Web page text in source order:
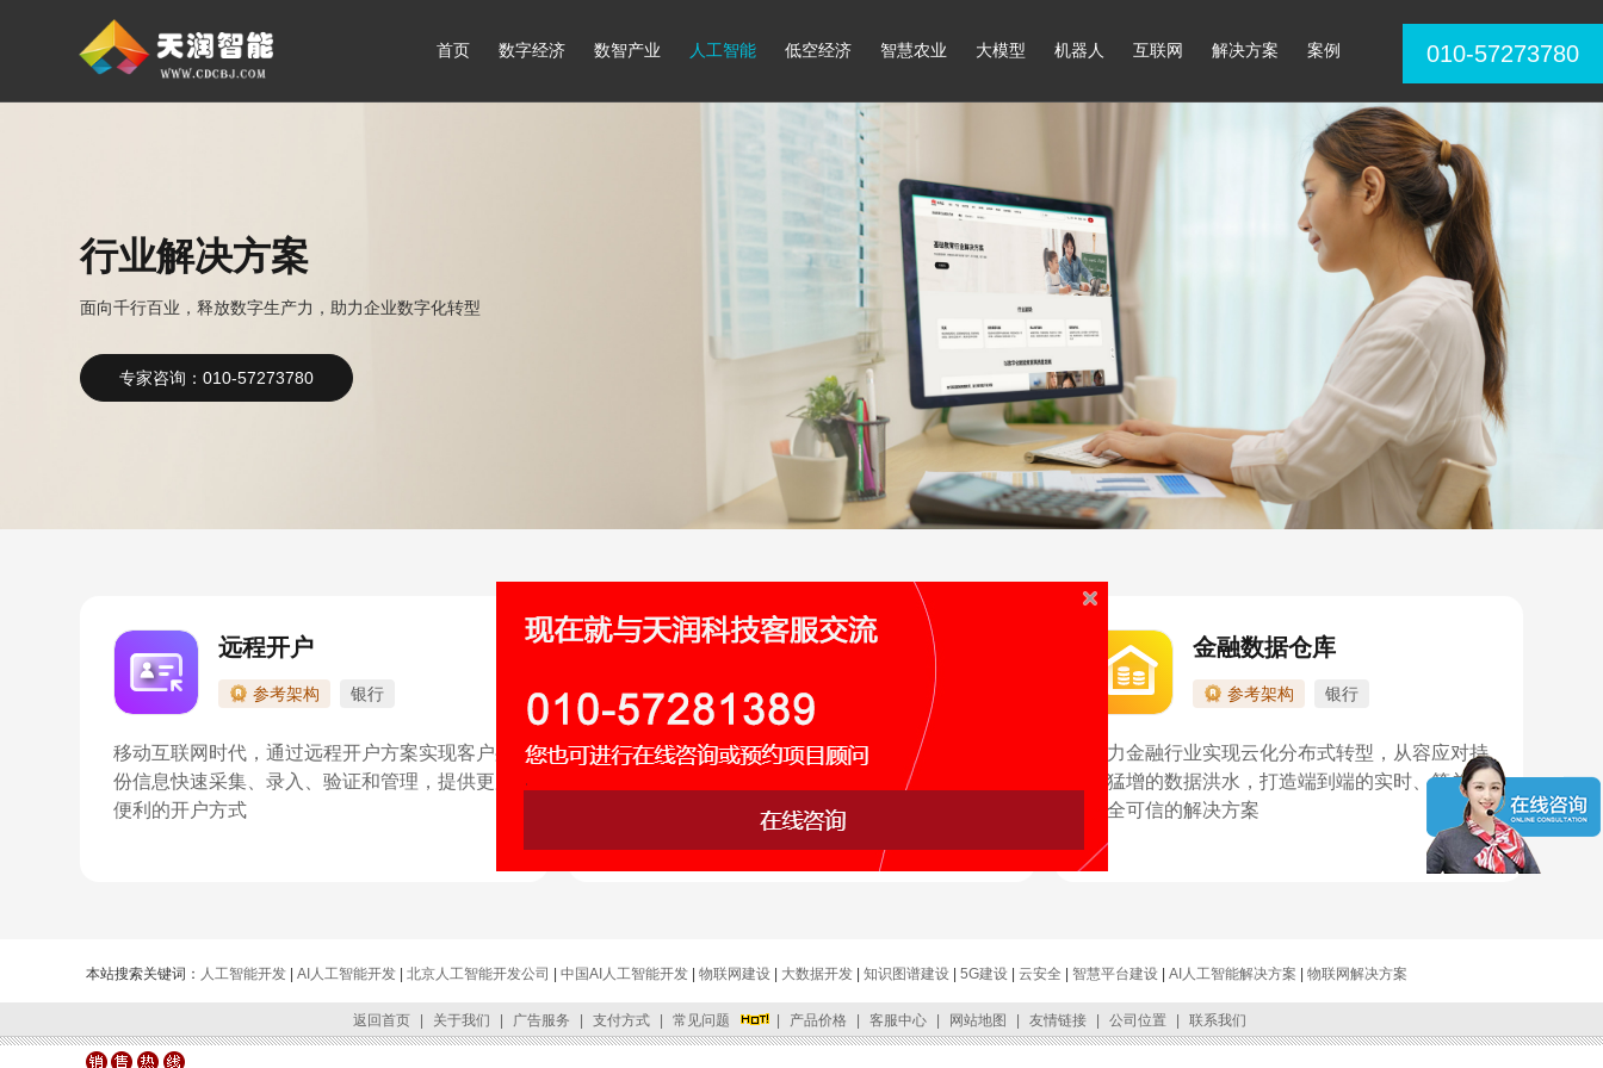
首页 数字经济 数智产业 人工智能 低空经济 智慧农业 大模型 机器人 互联网 解决方案 案例 010-57273780
行业解决方案
面向千行百业，释放数字生产力，助力企业数字化转型
专家咨询：010-57273780
远程开户
参考架构 银行
移动互联网时代，通过远程开户方案实现客户身
份信息快速采集、录入、验证和管理，提供更加
便利的开户方式
银行票据OCR
参考架构
提供端到端的银行票据识别解决方案，实现个人
及企业的身份识别、信息采集等业务的快速处
理，提高业务办理效率
金融数据仓库
参考架构 银行
助力金融行业实现云化分布式转型，从容应对持
续猛增的数据洪水，打造端到端的实时、简单、
安全可信的解决方案
本站搜索关键词： 人工智能开发 AI人工智能开发 北京人工智能开发公司 中国AI人工智能开发 物联网建设 大数据开发 知识图谱建设 5G建设 云安全 智慧平台建设 AI人工智能解决方案 物联网解决方案
返回首页 关于我们 广告服务 支付方式 常见问题 产品价格 客服中心 网站地图 友情链接 公司位置 联系我们